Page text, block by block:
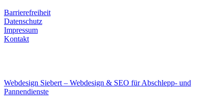
Barrierefreiheit
Datenschutz
Impressum
Kontakt
Webdesign Siebert – Webdesign & SEO für Abschlepp- und
Pannendienste